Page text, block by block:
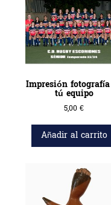
Impresión
tú equipo
5,00 €
Añadir al carrito